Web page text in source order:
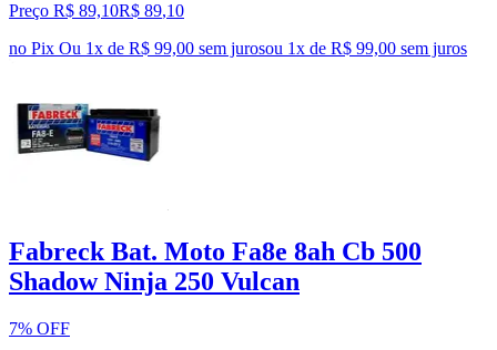
Preço R$ 89,10R$ 89,10
no Pix Ou 1x de R$ 99,00 sem jurosou 1x de R$ 99,00 sem juros
Fabreck Bat. Moto Fa8e 8ah Cb 500
Shadow Ninja 250 Vulcan
7% OFF